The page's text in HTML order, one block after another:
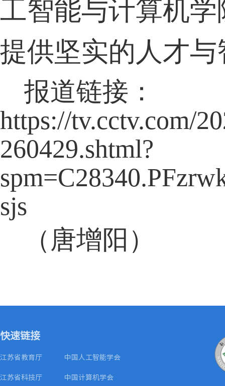
工智能与计算机
提供坚实的人才
报道链接：
https://tv.cctv.com/
260429.shtml?
sjs
（唐增阳）
快速链接
江苏省教育厅
中国人工智能学会
江苏省科技厅
中国计算机学会